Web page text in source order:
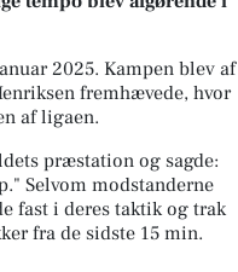
2025. Kampen blev af
fremhævede, hvor
af ligaen.
præstation og sagde:
Selvom modstanderne
fast i deres taktik og trak
fra de sidste 15 min.